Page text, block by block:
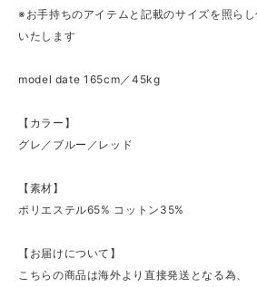
※お手持ちのアイテムと記載のサイズを照ら
いたします
model date 165cm／45kg
【カラー】
グレ／ブルー／レッド
【素材】
ポリエステル65% コットン35%
【お届けについて】
こちらの商品は海外より直接発送となる為、